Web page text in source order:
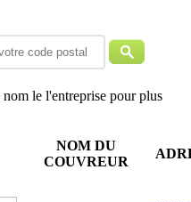
le l'entreprise pour plus
NOM DU
COUVREUR